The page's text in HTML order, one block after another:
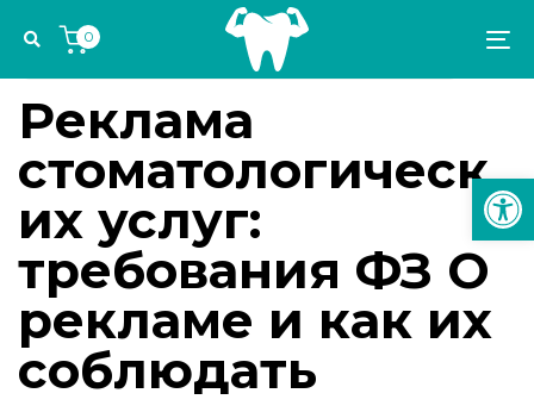
links
navigation
Skip
content
0
IN:
УПРАВЛЕНИЕ СТОМАТОЛОГИЧЕСКОЙ ПРАКТИКОЙ
Реклама
стоматологическ
их услуг:
требования ФЗ О
рекламе и как их
соблюдать
on: